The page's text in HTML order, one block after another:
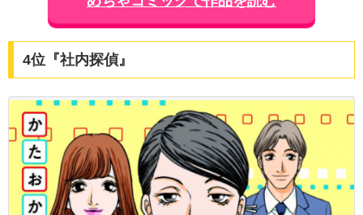
4位『社内探偵』